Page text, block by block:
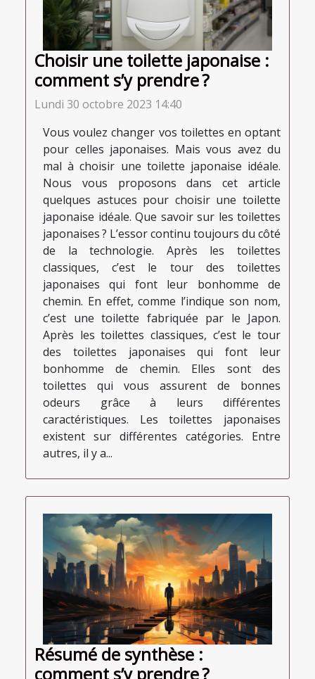
Choisir une toilette japonaise :
comment s’y prendre ?
Lundi 30 octobre 2023 14:40
Vous voulez changer vos toilettes en optant
pour celles japonaises. Mais vous avez du
mal à choisir une toilette japonaise idéale.
Nous vous proposons dans cet article
quelques astuces pour choisir une toilette
japonaise idéale. Que savoir sur les toilettes
japonaises ? L’essor continu toujours du côté
de la technologie. Après les toilettes
classiques, c’est le tour des toilettes
japonaises qui font leur bonhomme de
chemin. En effet, comme l’indique son nom,
c’est une toilette fabriquée par le Japon.
Après les toilettes classiques, c’est le tour
des toilettes japonaises qui font leur
bonhomme de chemin. Elles sont des
toilettes qui vous assurent de bonnes
odeurs grâce à leurs différentes
caractéristiques. Les toilettes japonaises
existent sur différentes catégories. Entre
autres, il y a...
Résumé de synthèse :
comment s’y prendre ?